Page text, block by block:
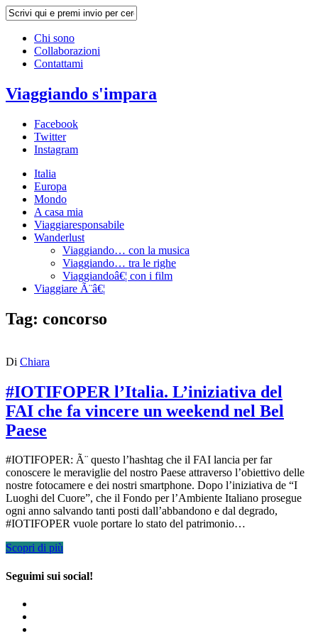
Chi sono
Collaborazioni
Contattami
Viaggiando s'impara
Facebook
Twitter
Instagram
Italia
Europa
Mondo
A casa mia
Viaggiaresponsabile
Wanderlust
Viaggiando… con la musica
Viaggiando… tra le righe
Viaggiandoâ€¦ con i film
Viaggiare Ã¨â€¦
Tag: concorso
Di Chiara
#IOTIFOPER l’Italia. L’iniziativa del
FAI che fa vincere un weekend nel Bel
Paese
#IOTIFOPER: Ã¨ questo l’hashtag che il FAI lancia per far
conoscere le meraviglie del nostro Paese attraverso l’obiettivo delle
nostre fotocamere e dei nostri smartphone. Dopo l’iniziativa de “I
Luoghi del Cuore”, che il Fondo per l’Ambiente Italiano prosegue
ogni anno salvando tanti posti dall’abbandono e dal degrado,
#IOTIFOPER vuole portare lo stato del patrimonio…
Scopri di più
Seguimi sui social!